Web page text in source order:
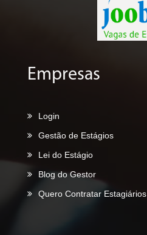
Empresas
Login
Gestão de Estágios
Lei do Estágio
Blog do Gestor
Quero Contratar Estagiários